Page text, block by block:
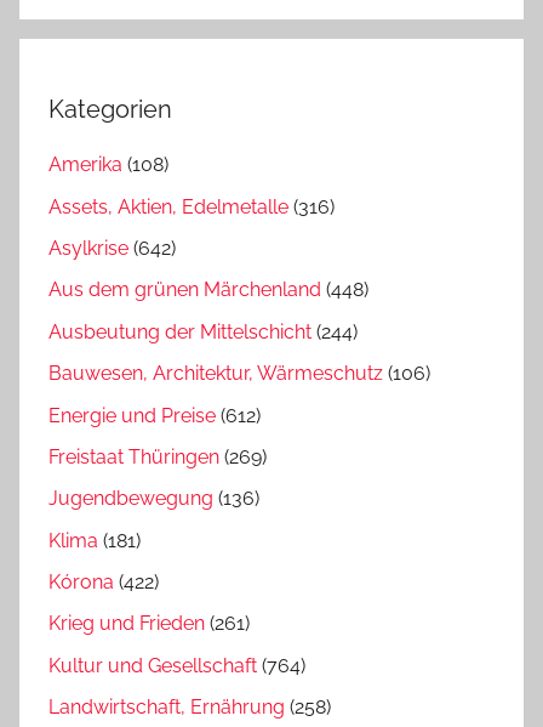
Kategorien
Amerika (108)
Assets, Aktien, Edelmetalle (316)
Asylkrise (642)
Aus dem grünen Märchenland (448)
Ausbeutung der Mittelschicht (244)
Bauwesen, Architektur, Wärmeschutz (106)
Energie und Preise (612)
Freistaat Thüringen (269)
Jugendbewegung (136)
Klima (181)
Kórona (422)
Krieg und Frieden (261)
Kultur und Gesellschaft (764)
Landwirtschaft, Ernährung (258)